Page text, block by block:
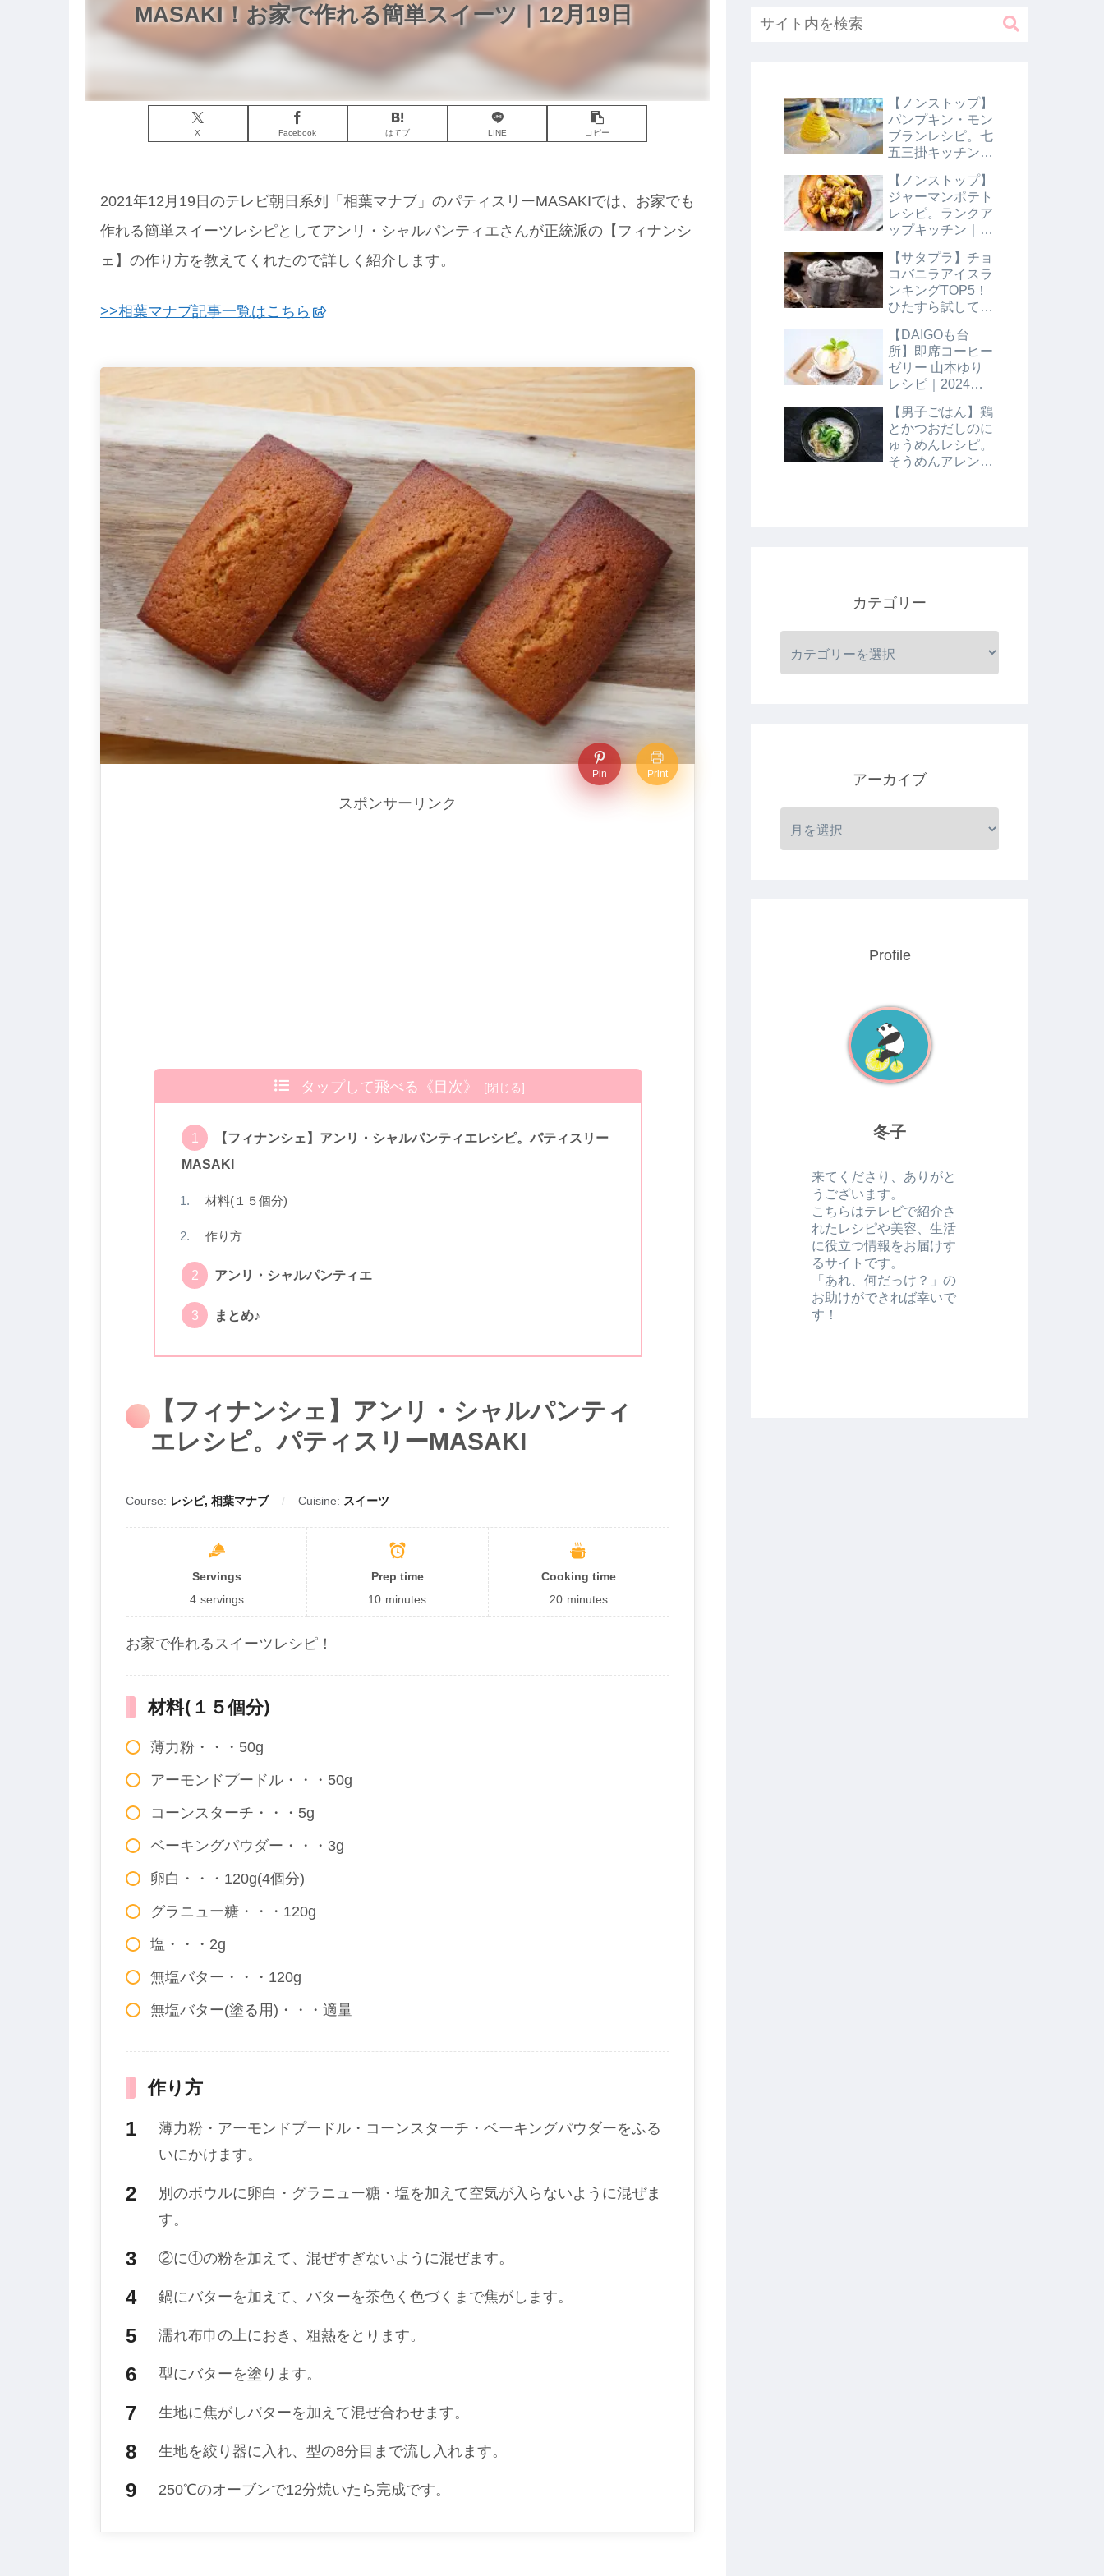
MASAKI！お家で作れる簡単スイーツ｜12月19日
X Facebook はてブ LINE コピー
2021年12月19日のテレビ朝日系列「相葉マナブ」のパティスリーMASAKIでは、お家でも
作れる簡単スイーツレシピとしてアンリ・シャルパンティエさんが正統派の【フィナンシ
ェ】の作り方を教えてくれたので詳しく紹介します。
>>相葉マナブ記事一覧はこちら
Pin Print
スポンサーリンク
タップして飛べる《目次》
【フィナンシェ】アンリ・シャルパンティエレシピ。パティスリー
MASAKI
材料(１５個分)
作り方
アンリ・シャルパンティエ
まとめ♪
【フィナンシェ】アンリ・シャルパンティ
エレシピ。パティスリーMASAKI
Course: レシピ, 相葉マナブ Cuisine: スイーツ
Servings
4 servings
Prep time
10 minutes
Cooking time
20 minutes
お家で作れるスイーツレシピ！
材料(１５個分)
薄力粉・・・50g
アーモンドプードル・・・50g
コーンスターチ・・・5g
ベーキングパウダー・・・3g
卵白・・・120g(4個分)
グラニュー糖・・・120g
塩・・・2g
無塩バター・・・120g
無塩バター(塗る用)・・・適量
作り方
薄力粉・アーモンドプードル・コーンスターチ・ベーキングパウダーをふる
いにかけます。
別のボウルに卵白・グラニュー糖・塩を加えて空気が入らないように混ぜま
す。
②に①の粉を加えて、混ぜすぎないように混ぜます。
鍋にバターを加えて、バターを茶色く色づくまで焦がします。
濡れ布巾の上におき、粗熱をとります。
型にバターを塗ります。
生地に焦がしバターを加えて混ぜ合わせます。
生地を絞り器に入れ、型の8分目まで流し入れます。
250℃のオーブンで12分焼いたら完成です。
【ノンストップ】
パンプキン・モン
ブランレシピ。七
五三掛キッチン｜
【ノンストップ】
ジャーマンポテト
レシピ。ランクア
ップキッチン｜10
【サタプラ】チョ
コバニラアイスラ
ンキングTOP5！
ひたすら試してラ
日【サタデープラ
ス】
【DAIGOも台
所】即席コーヒー
ゼリー 山本ゆり
レシピ｜2024年8
【男子ごはん】鶏
とかつおだしのに
ゅうめんレシピ。
そうめんアレンジ
カテゴリー
アーカイブ
Profile
冬子
来てくださり、ありがと
うございます。
こちらはテレビで紹介さ
れたレシピや美容、生活
に役立つ情報をお届けす
るサイトです。
「あれ、何だっけ？」の
お助けができれば幸いで
す！